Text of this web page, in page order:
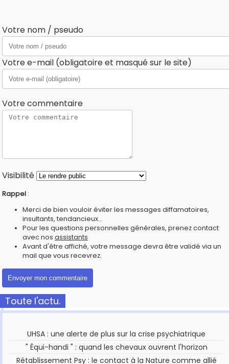
Votre nom / pseudo
Votre e-mail (obligatoire et masqué sur le site)
Votre commentaire
Visibilité
Rappel :
Merci de bien vouloir éviter les messages diffamatoires,
insultants, tendancieux...
Pour les questions personnelles générales, prenez contact
avec nos assistants
Avant d'être affiché, votre message devra être validé via un
mail que vous recevrez.
Toute l'actu.
UHSA : une alerte de plus sur la crise psychiatrique
" Équi-handi " : quand les chevaux ouvrent l'horizon
Rétablissement Psy : le contact à la Nature comme allié